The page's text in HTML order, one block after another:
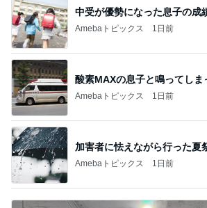
中受が優勢になった息子の成
Amebaトピックス 1日前
酸素MAXの息子と鳴ってしま
Amebaトピックス 1日前
加害者に怯えながら行った夏
Amebaトピックス 1日前